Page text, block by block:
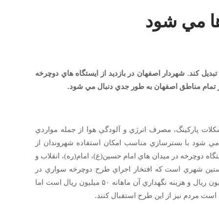
مي شود
کند. شهردار اصفهان در بازديد از ايستگاه هاي دوچرخه
مناطق اصفهان به طور جدي دنبال مي شود.
پارکينگ، مصرف انرژي و آلودگي هوا از جمله مواردي
با بسترسازي مناسب امکان استفاده شهروندان از
سفرهاي روزانه فراهم شود.وي به خبرنگار ما گفت: تاکنون ۶ ايستگاه دوچرخه در ميدان هاي امام حسين(ع)، امام(ره)، انقلاب و
شهري است که افتخار اجراي طرح دوچرخه سواري در
کشور را دارد و با وجود اين که هزينه راه اندازي هر ايستگاه بيش از ۱۵۰ ميليون ريال و هزينه نگهداري آن ماهانه ۵۰ ميليون ريال است اما
مردم نيز از اين طرح استقبال کنند.